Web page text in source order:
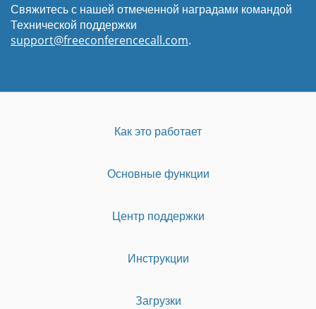
Свяжитесь с нашей отмеченной наградами командой
Технической поддержки
support@freeconferencecall.com.
Как это работает
Основные функции
Центр поддержки
Инструкции
Загрузки